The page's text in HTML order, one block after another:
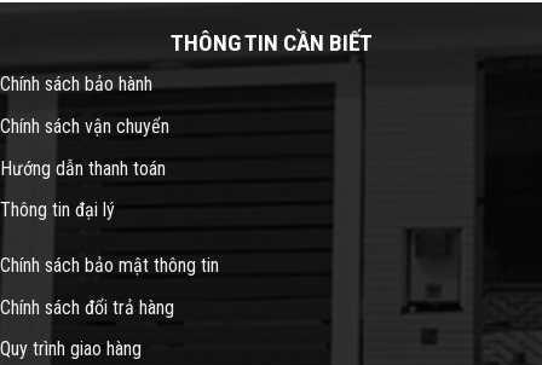
THÔNG TIN CẦN BIẾT
Chính sách bảo hành
Chính sách vận chuyển
Hướng dẫn thanh toán
Thông tin đại lý
Chính sách bảo mật thông tin
Chính sách đổi trả hàng
Quy trình giao hàng